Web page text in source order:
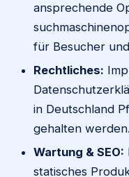
ansprechende
für Besucher
Rechtliches:
in Deutschland
gehalten werden.
Wartung & SEO:
statisches